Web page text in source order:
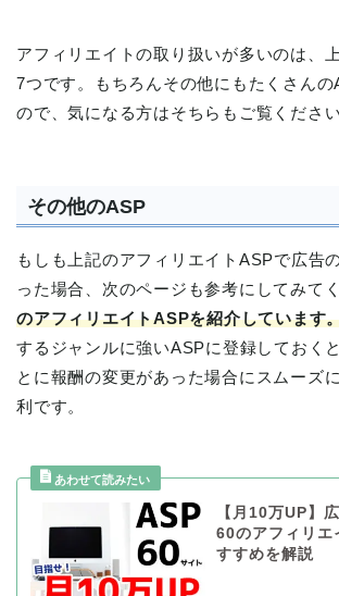
アフィリエイトの取り扱いが多いのは、
7つです。もちろんその他にもたくさん
ので、気になる方はそちらもご覧ください
その他のASP
もしも上記のアフィリエイトASPで広告
った場合、次のページも参考にしてみて
のアフィリエイトASPを紹介しています
するジャンルに強いASPに登録しておく
とに報酬の変更があった場合にスムーズ
利です。
【月10万UP】
60のアフィリエ
すすめを解説